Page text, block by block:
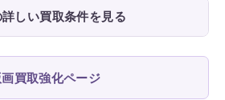
しい買取条件を見る
画買取強化ページ